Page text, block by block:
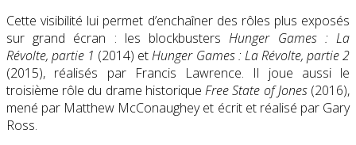
Cette visibilité lui permet d’enchaîner des rôles plus exposés
sur grand écran : les blockbustersHunger Games : La
Révolte, partie 1 (2014) etHunger Games : La Révolte, partie 2
(2015), réalisés par Francis Lawrence. Il joue aussi le
troisième rôle du drame historiqueFree State of Jones(2016),
mené par Matthew McConaughey et écrit et réalisé par Gary
Ross.